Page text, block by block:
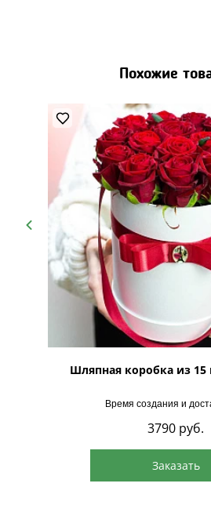
Похожие
Шляпная коробка из 15
Время создания и
3790 руб.
Заказать